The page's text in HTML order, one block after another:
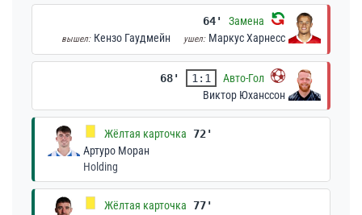
64' Замена
вышел: Кензо Гаудмейн ушел: Маркус Харнесс
68' 1:1
Авто-Гол
Виктор Юханссон
Жёлтая карточка
72'
Артуро Моран
Holding
Жёлтая карточка
77'